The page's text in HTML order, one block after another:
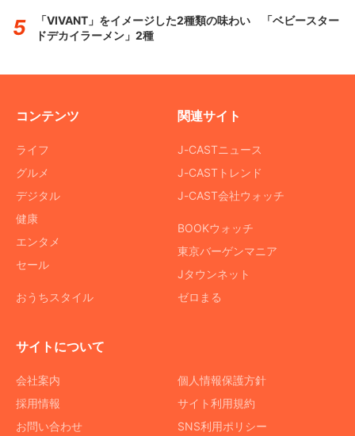
「VIVANT」をイメージした2種類の味わい 「ベビースター
ドデカイラーメン」2種
コンテンツ
ライフ
グルメ
デジタル
健康
エンタメ
セール
おうちスタイル
関連サイト
J-CASTニュース
J-CASTトレンド
J-CAST会社ウォッチ
BOOKウォッチ
東京バーゲンマニア
Jタウンネット
ゼロまる
サイトについて
会社案内
採用情報
お問い合わせ
個人情報保護方針
サイト利用規約
SNS利用ポリシー